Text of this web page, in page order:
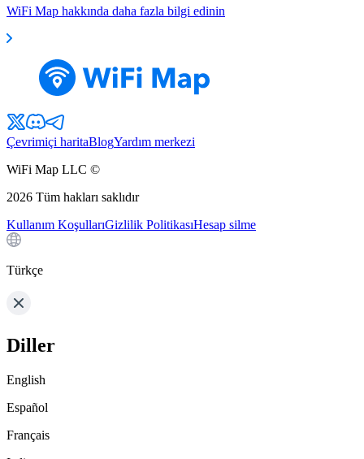
WiFi Map hakkında daha fazla bilgi edinin
Çevrimiçi haritaBlogYardım merkezi
WiFi Map LLC ©
2026 Tüm hakları saklıdır
Kullanım KoşullarıGizlilik PolitikasıHesap silme
Türkçe
Diller
English
Español
Français